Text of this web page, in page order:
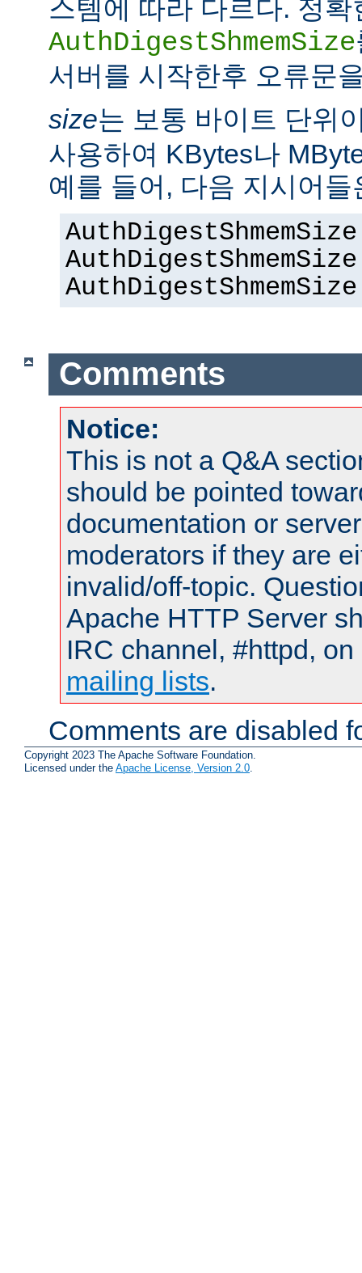
스템에 따라 다르다. 정
AuthDigestShmemSize
서버를 시작한후 오류문
size는 보통 바이트 단위
사용하여 KBytes나
예를 들어, 다음 지시어들
Comments
Notice:
This is not a Q&A
should be pointed
documentation or
moderators if they are
invalid/off-topic.
Apache HTTP Server
IRC channel, #httpd,
mailing lists.
Comments are disabled
Copyright 2023 The Apache Software Foundation.
Licensed under the Apache License, Version 2.0.